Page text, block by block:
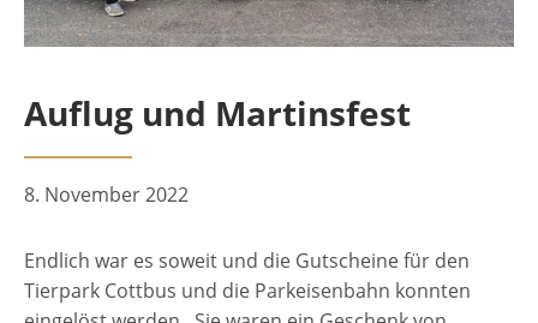
Auflug und Martinsfest
8. November 2022
Endlich war es soweit und die Gutscheine für den
Tierpark Cottbus und die Parkeisenbahn konnten